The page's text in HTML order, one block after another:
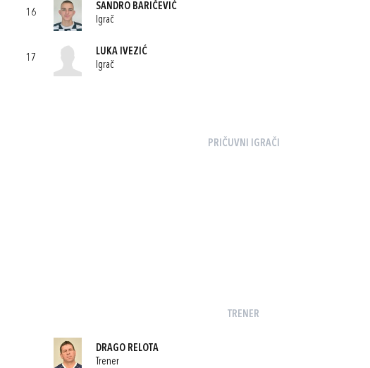
16
SANDRO BARIČEVIĆ
Igrač
17
LUKA IVEZIĆ
Igrač
PRIČUVNI IGRAČI
TRENER
DRAGO RELOTA
Trener